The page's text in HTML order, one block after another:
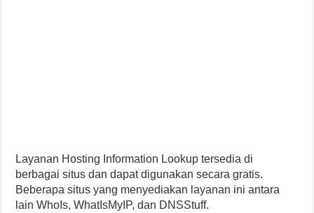
Layanan Hosting Information Lookup tersedia di
berbagai situs dan dapat digunakan secara gratis.
Beberapa situs yang menyediakan layanan ini antara
lain WhoIs, WhatIsMyIP, dan DNSStuff.